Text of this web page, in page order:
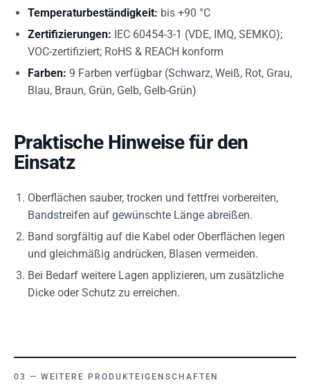
Temperaturbeständigkeit: bis +90 °C
Zertifizierungen: IEC 60454-3-1 (VDE, IMQ, SEMKO);
VOC-zertifiziert; RoHS & REACH konform
Farben: 9 Farben verfügbar (Schwarz, Weiß, Rot, Grau,
Blau, Braun, Grün, Gelb, Gelb-Grün)
Praktische Hinweise für den
Einsatz
Oberflächen sauber, trocken und fettfrei vorbereiten,
Bandstreifen auf gewünschte Länge abreißen.
Band sorgfältig auf die Kabel oder Oberflächen legen
und gleichmäßig andrücken, Blasen vermeiden.
Bei Bedarf weitere Lagen applizieren, um zusätzliche
Dicke oder Schutz zu erreichen.
WEITERE PRODUKTEIGENSCHAFTEN